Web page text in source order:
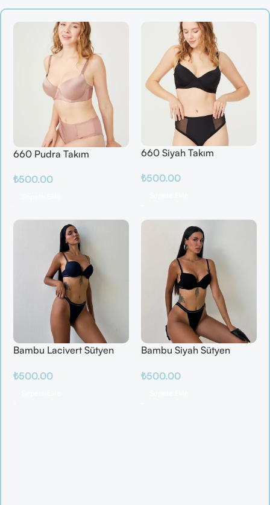
660 Pudra Takım
₺500.00
660 Siyah Takım
₺500.00
Bambu Lacivert Sütyen
₺500.00
Bambu Siyah Sütyen
₺500.00